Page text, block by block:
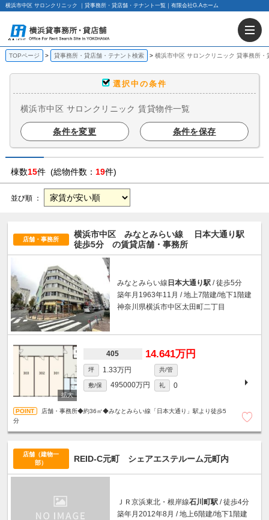
横浜市中区 サロンクリニック ｜貸事務所・貸店舗・テナント一覧｜有限会社G.Aホーム
TOPページ 貸事務所・貸店舗・テナント検索 横浜市中区 サロンクリニック 貸事務所・
選択中の条件
横浜市中区 サロンクリニック 賃貸物件一覧
条件を変更 条件を保存
棟数15件 (総物件数： 19件)
並び順 ：
店舗・事務所
横浜市中区 みなとみらい線
日本大通り駅
徒歩5分 の賃貸店舗・事務所
みなとみらい線 日本大通り駅 / 徒歩5分
築年月1963年11月 / 地上7階建/地下1階建
神奈川県横浜市中区太田町二丁目
405 14.641万円
坪 1.33万円 共/管
敷/保 495000万円 礼 0
店舗・事務所◆約36㎡◆みなとみらい線「日本大通り」駅より徒歩5
分
店舗（建物一
部）
REID-C元町 シェアエステルーム元町内
ＪＲ京浜東北・根岸線石川町駅 / 徒歩4分
築年月2012年8月 / 地上6階建/地下1階建